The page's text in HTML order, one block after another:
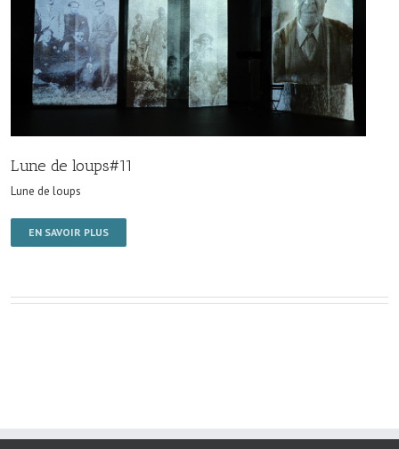
Lune de loups#11
Lune de loups
EN SAVOIR PLUS